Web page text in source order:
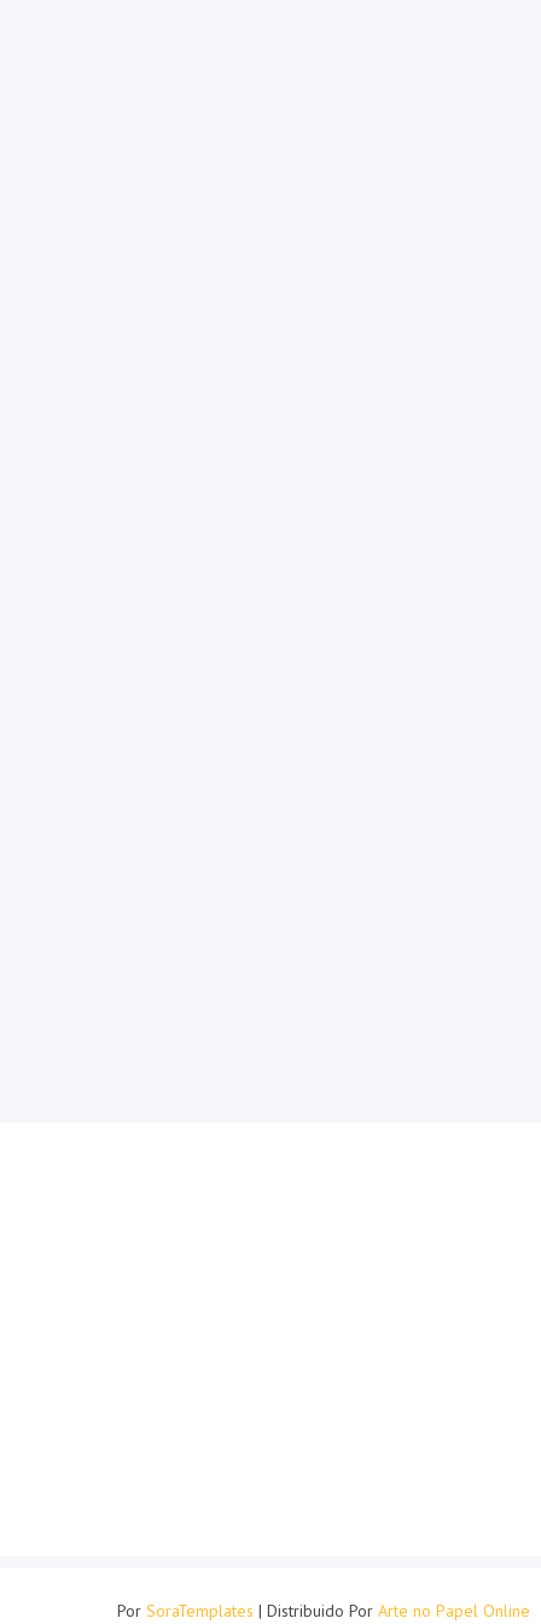
Por SoraTemplates | Distribuido Por Arte no Papel Online